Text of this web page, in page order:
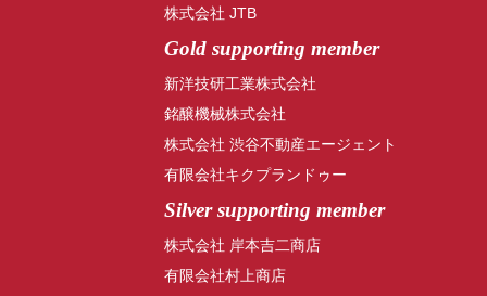
株式会社 JTB
Gold supporting member
新洋技研工業株式会社
銘醸機械株式会社
株式会社 渋谷不動産エージェント
有限会社キクプランドゥー
Silver supporting member
株式会社 岸本吉二商店
有限会社村上商店